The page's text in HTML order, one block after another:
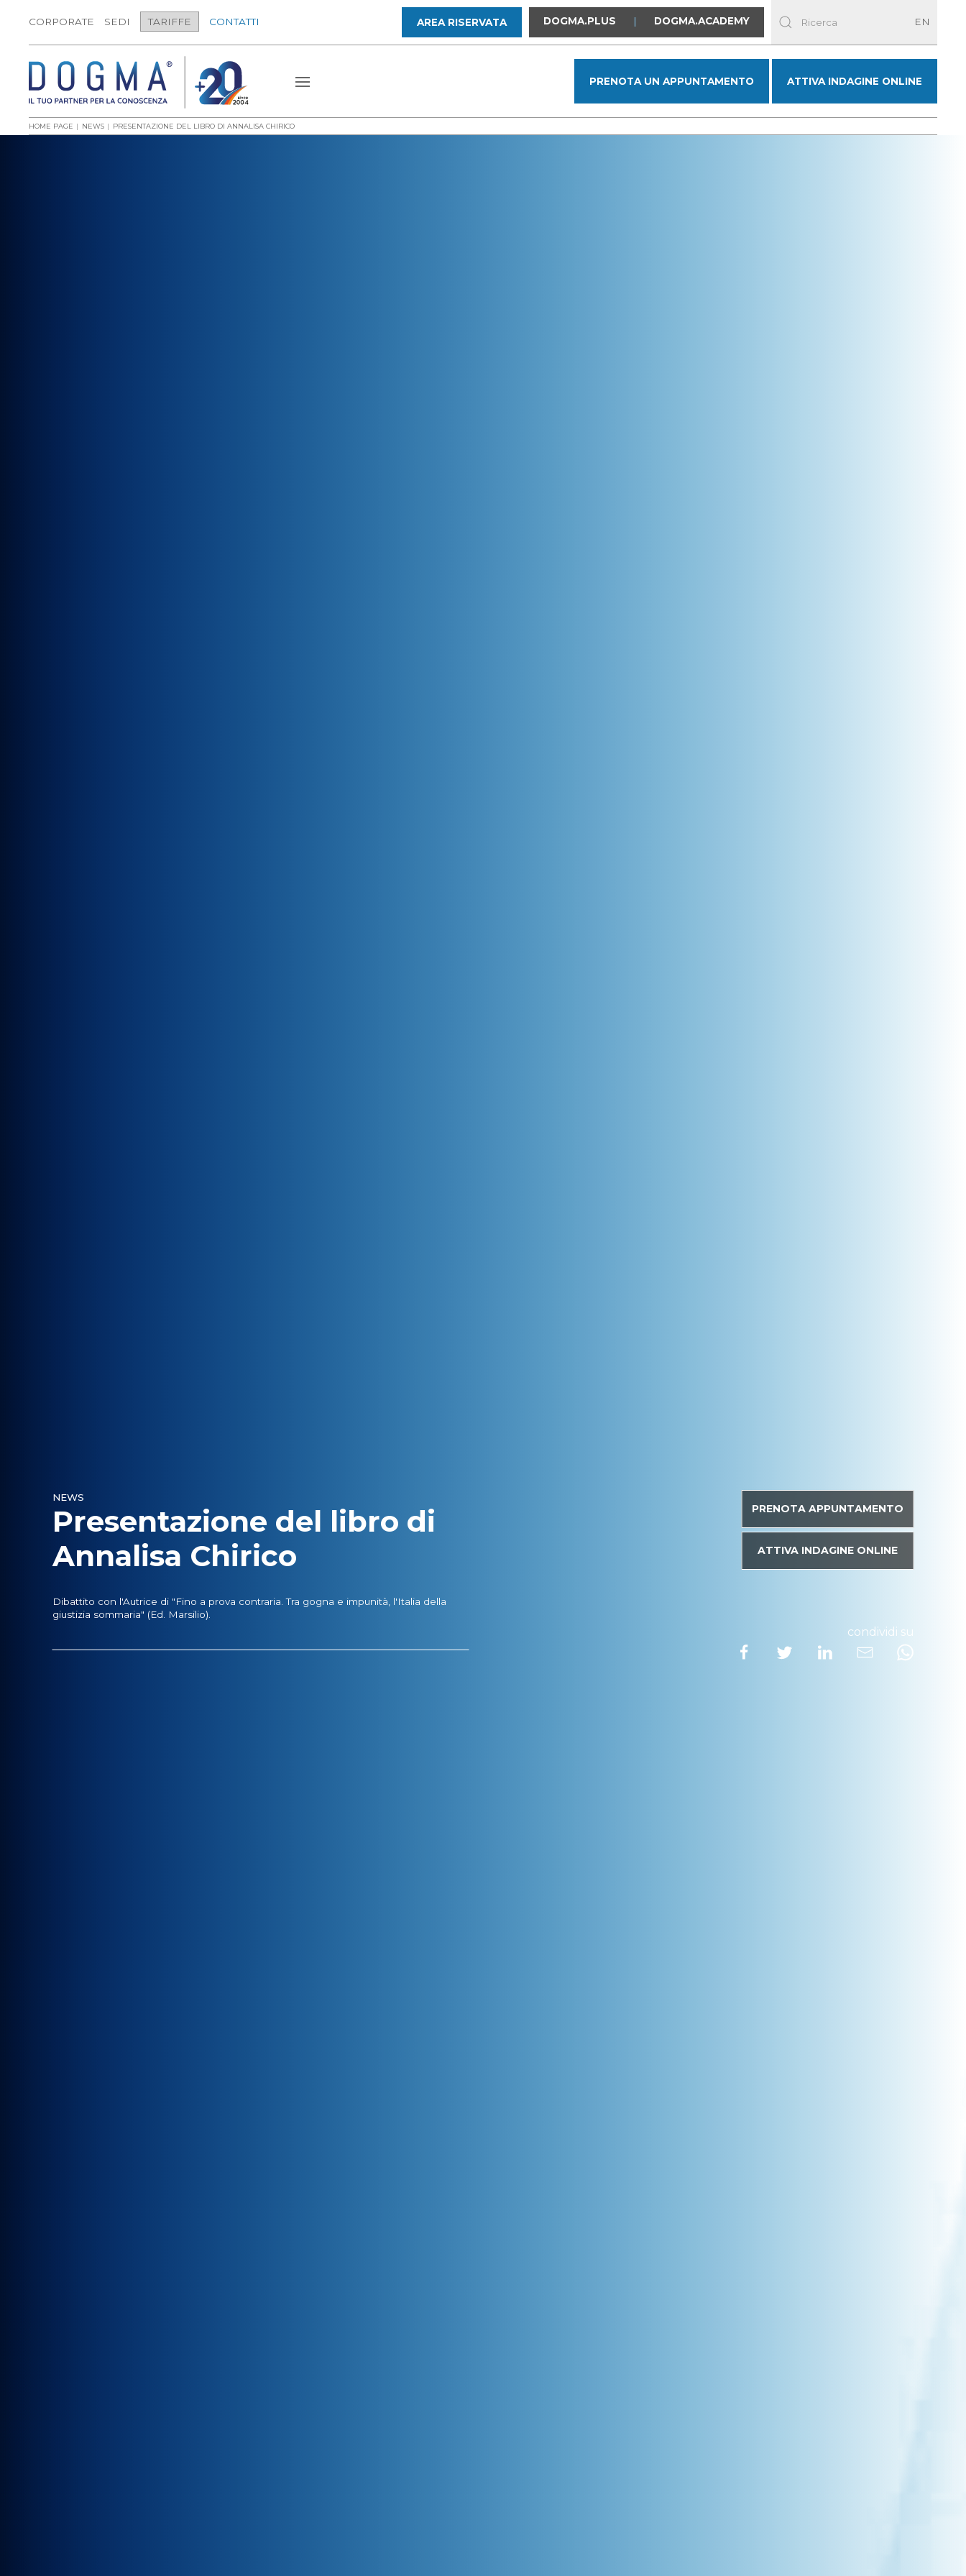
CORPORATE SEDI TARIFFE CONTATTI AREA RISERVATA DOGMA.PLUS | DOGMA.ACADEMY EN
PRENOTA UN APPUNTAMENTO ATTIVA INDAGINE ONLINE
HOME PAGE NEWS PRESENTAZIONE DEL LIBRO DI ANNALISA CHIRICO
NEWS
Presentazione del libro di
Annalisa Chirico
Dibattito con l'Autrice di "Fino a prova contraria. Tra gogna e impunità, l'Italia della
giustizia sommaria" (Ed. Marsilio).
PRENOTA APPUNTAMENTO
ATTIVA INDAGINE ONLINE
condividi su